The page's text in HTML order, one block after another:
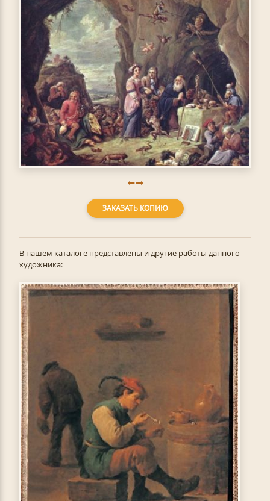
ЗАКАЗАТЬ КОПИЮ
В нашем каталоге представлены и другие работы данного
художника: